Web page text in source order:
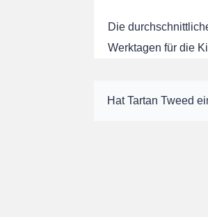
Die
Werktagen für die
Hat Tartan Tweed